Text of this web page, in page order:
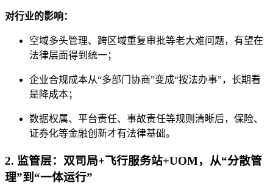
对行业的影响：
空域多头管理、跨区域重复审批等老大难问题，有望在
法律层面得到统一；
企业合规成本从“多部门协商”变成“按法办事”，长期看
是降成本；
数据权属、平台责任、事故责任等规则清晰后，保险、
证券化等金融创新才有法律基础。
2. 监管层：双司局+飞行服务站+UOM，从“分散管
理”到“一体运行”